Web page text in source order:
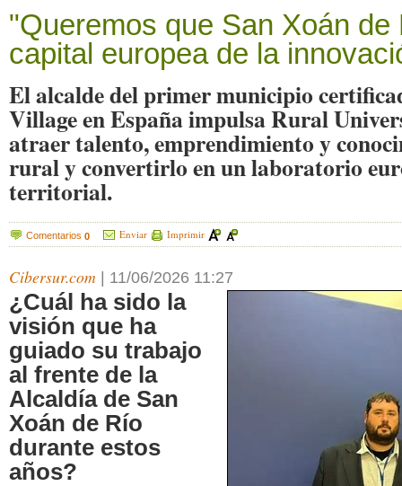
"Queremos que San Xoán de
capital europea de la
El alcalde del primer municipio
Village en España impulsa Rural
atraer talento, emprendimiento y
rural y convertirlo en un laboratorio
territorial.
Comentarios 0 Enviar Imprimir
Cibersur.com 11/06/2026 11:27
¿Cuál ha sido la
visión que ha
guiado su trabajo
al frente de la
Alcaldía de San
Xoán de Río
durante estos
años?